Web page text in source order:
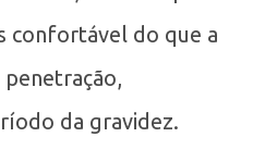
confortável do que a
penetração,
da gravidez.